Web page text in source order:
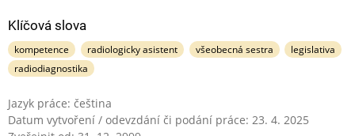
Klíčová slova
kompetence radiologicky asistent všeobecná sestra
legislativa
radiodiagnostika
Jazyk práce: čeština
Datum vytvoření / odevzdání či podání práce: 23. 4. 2025